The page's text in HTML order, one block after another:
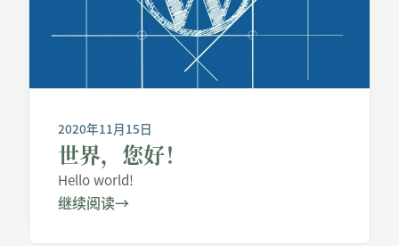
2020年11月15日
世界，您好！
Hello world!
继续阅读→